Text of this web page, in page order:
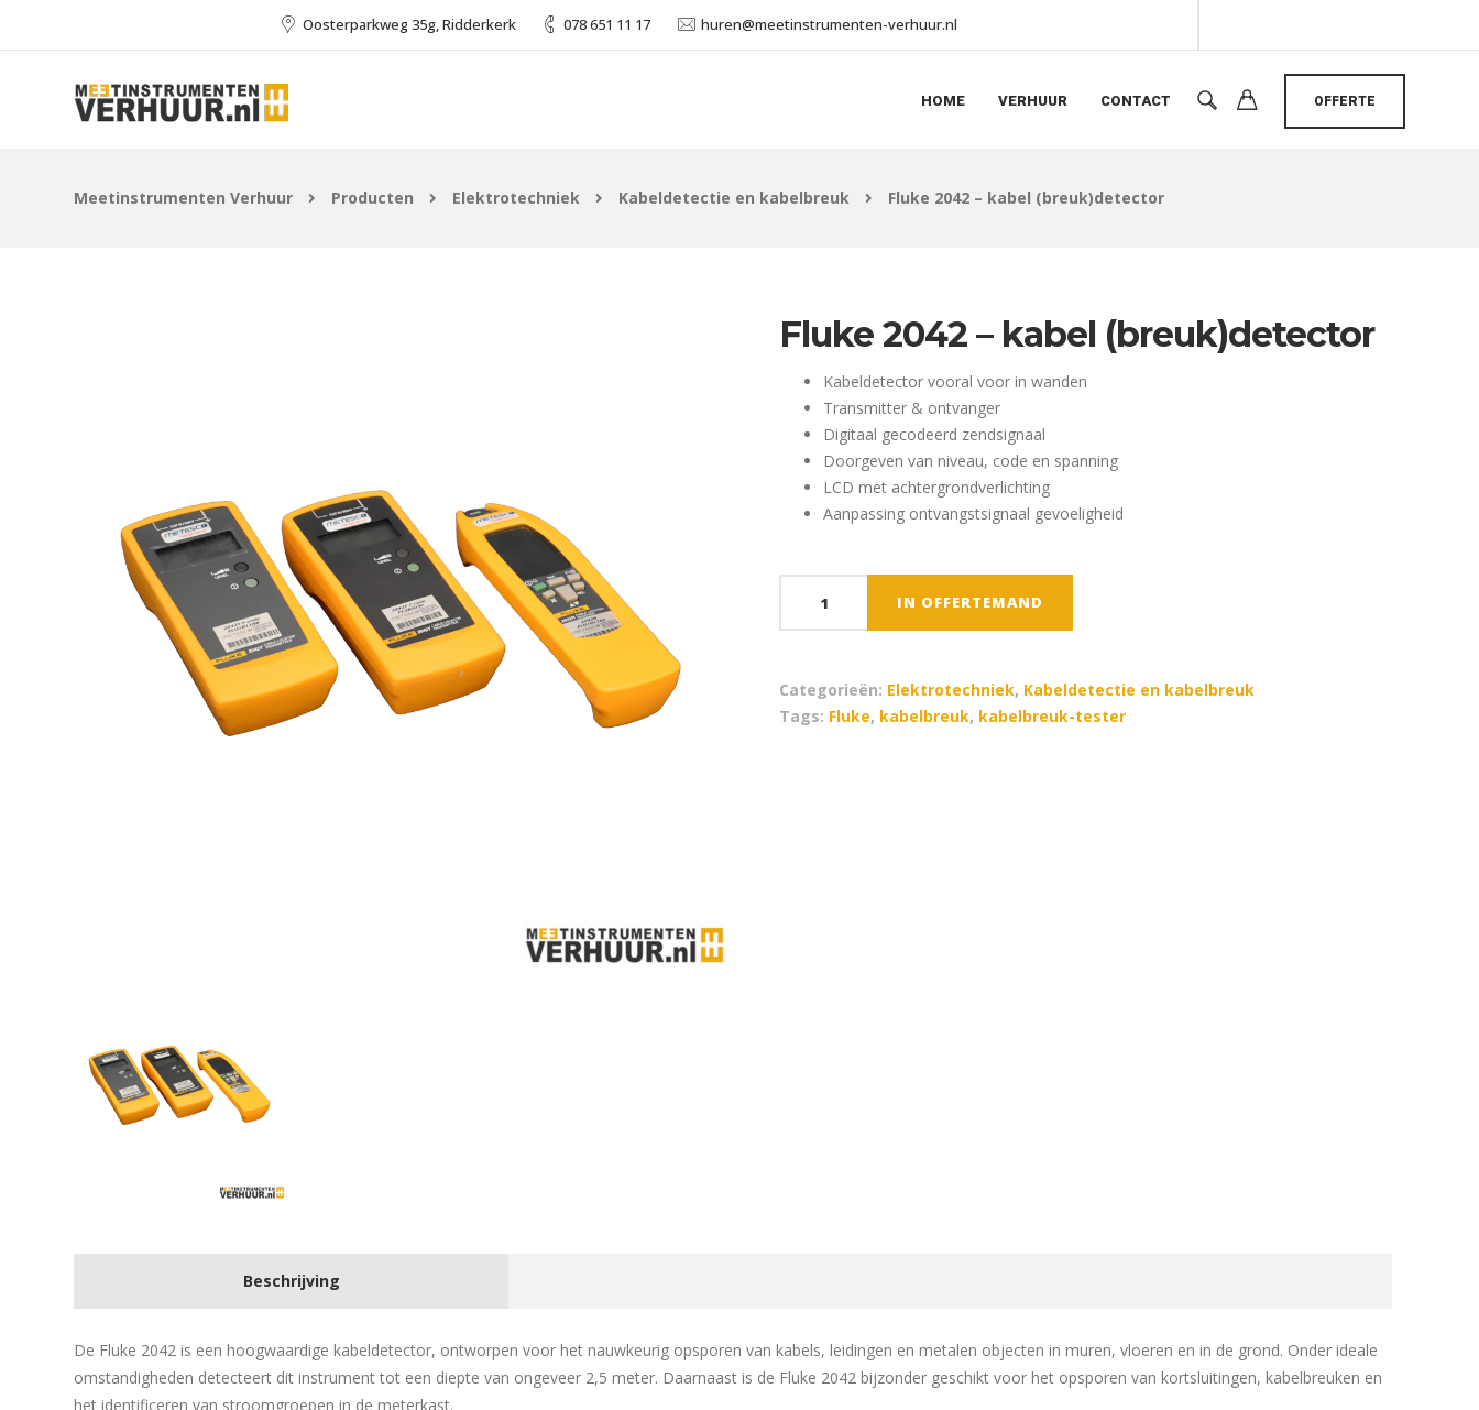
Oosterparkweg 35g, Ridderkerk 078 651 11 17 huren@meetinstrumenten-verhuur.nl
HOME VERHUUR CONTACT OFFERTE
Meetinstrumenten Verhuur Producten Elektrotechniek Kabeldetectie en kabelbreuk Fluke 2042 – kabel (breuk)detector
Fluke 2042 – kabel (breuk)detector
Kabeldetector vooral voor in wanden
Transmitter & ontvanger
Digitaal gecodeerd zendsignaal
Doorgeven van niveau, code en spanning
LCD met achtergrondverlichting
Aanpassing ontvangstsignaal gevoeligheid
(breuk)detector
aantal
IN OFFERTEMAND
Categorieën: Elektrotechniek, Kabeldetectie en kabelbreuk
Tags: Fluke, kabelbreuk, kabelbreuk-tester
Beschrijving
De Fluke 2042 is een hoogwaardige kabeldetector, ontworpen voor het nauwkeurig opsporen van kabels, leidingen en metalen objecten in muren, vloeren en in de grond. Onder ideale
omstandigheden detecteert dit instrument tot een diepte van ongeveer 2,5 meter. Daarnaast is de Fluke 2042 bijzonder geschikt voor het opsporen van kortsluitingen, kabelbreuken en
het identificeren van stroomgroepen in de meterkast.